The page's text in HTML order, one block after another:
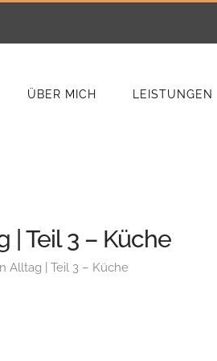
ÜBER MICH LEISTUNGEN
Teil 3 – Küche
Alltag | Teil 3 – Küche